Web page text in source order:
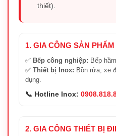
thiết).
1. GIA CÔNG SẢN
✅ Bếp công nghiệp: Bếp
✅ Thiết bị Inox: Bồn rửa, xe
dụng.
📞 Hotline Inox:
2. GIA CÔNG THIẾT BỊ